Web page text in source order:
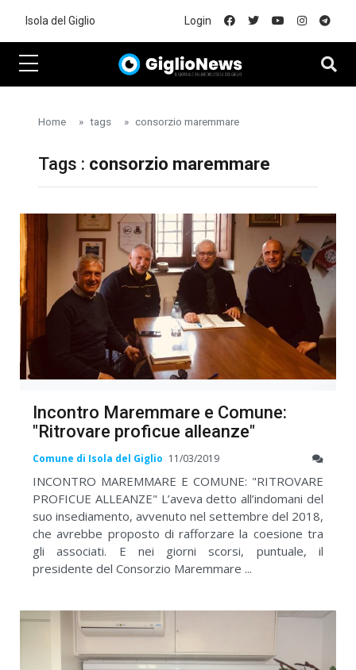
Isola del Giglio Login
Home tags consorzio maremmare
Tags : consorzio maremmare
Incontro Maremmare e Comune:
"Ritrovare proficue alleanze"
Comune di Isola del Giglio 11/03/2019
INCONTRO MAREMMARE E COMUNE: "RITROVARE
PROFICUE ALLEANZE" L’aveva detto all’indomani del
suo insediamento, avvenuto nel settembre del 2018,
che avrebbe proposto di rafforzare la coesione tra
gli associati. E nei giorni scorsi, puntuale, il
presidente del Consorzio Maremmare ...